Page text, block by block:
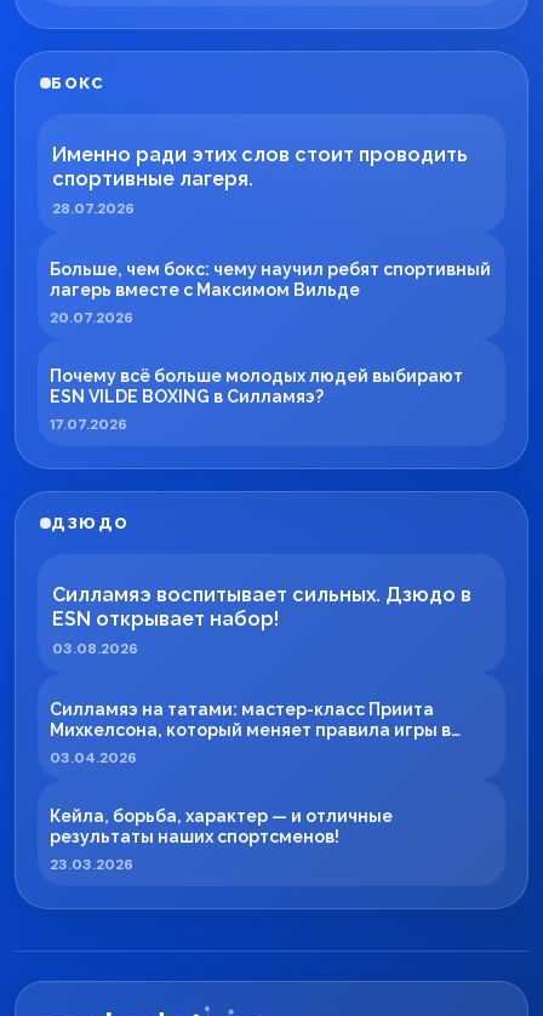
БОКС
Именно ради этих слов стоит проводить
спортивные лагеря.
28.07.2026
Больше, чем бокс: чему научил ребят спортивный
лагерь вместе с Максимом Вильде
20.07.2026
Почему всё больше молодых людей выбирают
ESN VILDE BOXING в Силламяэ?
17.07.2026
ДЗЮДО
Силламяэ воспитывает сильных. Дзюдо в
ESN открывает набор!
03.08.2026
Силламяэ на татами: мастер-класс Приита
Михкелсона, который меняет правила игры в
регионе
03.04.2026
Кейла, борьба, характер — и отличные
результаты наших спортсменов!
23.03.2026